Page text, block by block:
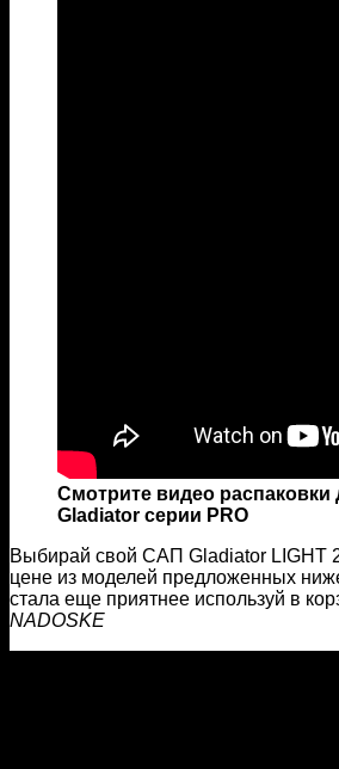
Смотрите видео распаковки
Gladiator серии PRO
Выбирай свой САП Gladiator LIGHT
цене из моделей предложенных
стала еще приятнее используй в
NADOSKE